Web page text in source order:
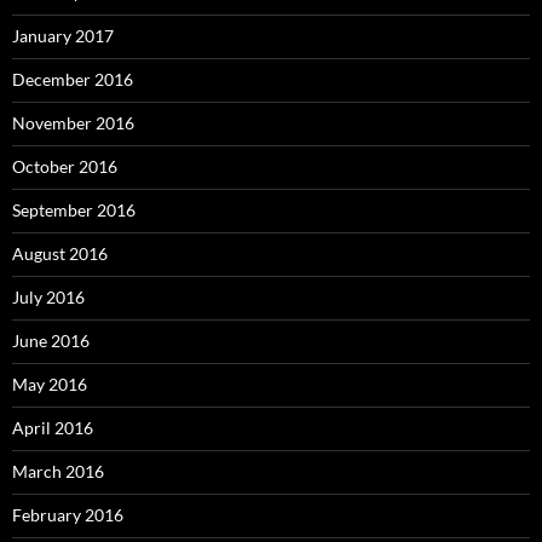
January 2017
December 2016
November 2016
October 2016
September 2016
August 2016
July 2016
June 2016
May 2016
April 2016
March 2016
February 2016